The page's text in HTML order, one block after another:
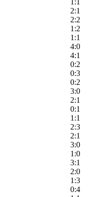
1:1
2:1
2:2
1:2
1:1
4:0
4:1
0:2
0:3
0:2
3:0
2:1
0:1
1:1
2:3
2:1
3:0
1:0
3:1
2:0
1:3
0:4